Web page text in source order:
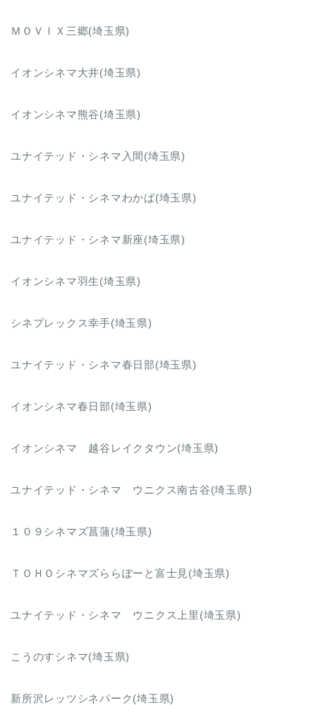
ＭＯＶＩＸ三郷(埼玉県)
イオンシネマ大井(埼玉県)
イオンシネマ熊谷(埼玉県)
ユナイテッド・シネマ入間(埼玉県)
ユナイテッド・シネマわかば(埼玉県)
ユナイテッド・シネマ新座(埼玉県)
イオンシネマ羽生(埼玉県)
シネプレックス幸手(埼玉県)
ユナイテッド・シネマ春日部(埼玉県)
イオンシネマ春日部(埼玉県)
イオンシネマ 越谷レイクタウン(埼玉県)
ユナイテッド・シネマ ウニクス南古谷(埼玉県)
１０９シネマズ菖蒲(埼玉県)
ＴＯＨＯシネマズららぽーと富士見(埼玉県)
ユナイテッド・シネマ ウニクス上里(埼玉県)
こうのすシネマ(埼玉県)
新所沢レッツシネパーク(埼玉県)